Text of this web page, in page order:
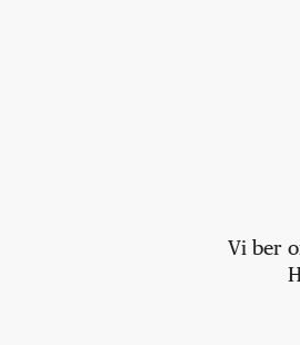
Vi ber